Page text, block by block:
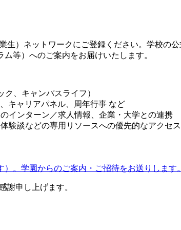
業生）ネットワークにご登録ください。学校の
等）へのご案内をお届けいたします。
ク、キャンパスライフ）
キャリアパネル、周年行事 など
インターン／求人情報、企業・大学との連携
験談などの専用リソースへの優先的なアクセス
。学園からのご案内・ご招待をお送りします。
謝申し上げます。